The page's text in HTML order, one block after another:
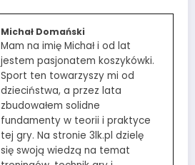
Michał Domański
Mam na imię Michał i od lat
jestem pasjonatem koszykówki.
Sport ten towarzyszy mi od
dzieciństwa, a przez lata
zbudowałem solidne
fundamenty w teorii i praktyce
tej gry. Na stronie 3lk.pl dzielę
się swoją wiedzą na temat